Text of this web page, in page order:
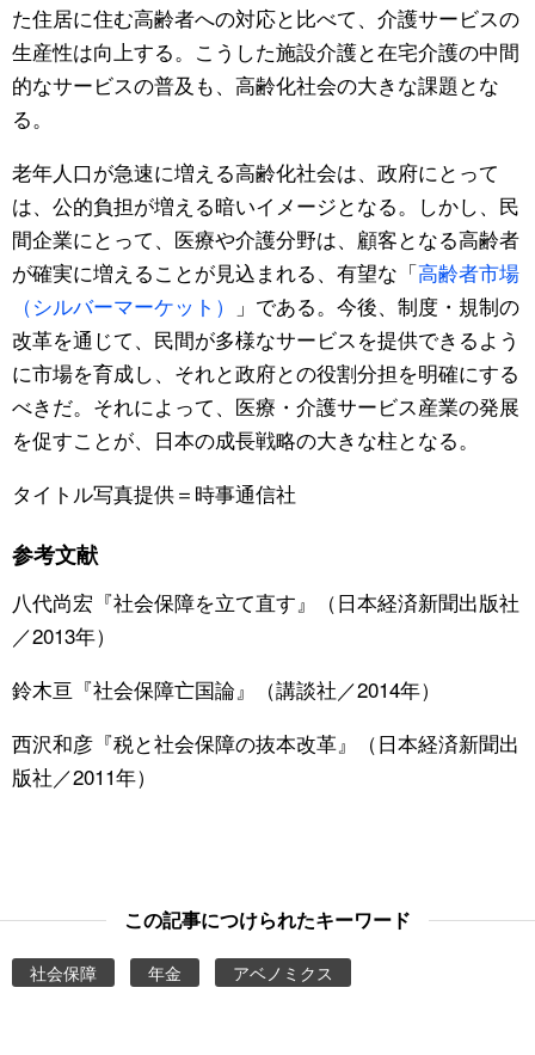
た住居に住む高齢者への対応と比べて、介護サービスの
生産性は向上する。こうした施設介護と在宅介護の中間
的なサービスの普及も、高齢化社会の大きな課題とな
る。
老年人口が急速に増える高齢化社会は、政府にとって
は、公的負担が増える暗いイメージとなる。しかし、民
間企業にとって、医療や介護分野は、顧客となる高齢者
が確実に増えることが見込まれる、有望な「高齢者市場
（シルバーマーケット）
」である。今後、制度・規制の
改革を通じて、民間が多様なサービスを提供できるよう
に市場を育成し、それと政府との役割分担を明確にする
べきだ。それによって、医療・介護サービス産業の発展
を促すことが、日本の成長戦略の大きな柱となる。
タイトル写真提供＝時事通信社
参考文献
八代尚宏『社会保障を立て直す』（日本経済新聞出版社
／2013年）
鈴木亘『社会保障亡国論』（講談社／2014年）
西沢和彦『税と社会保障の抜本改革』（日本経済新聞出
版社／2011年）
この記事につけられたキーワード
社会保障 年金 アベノミクス